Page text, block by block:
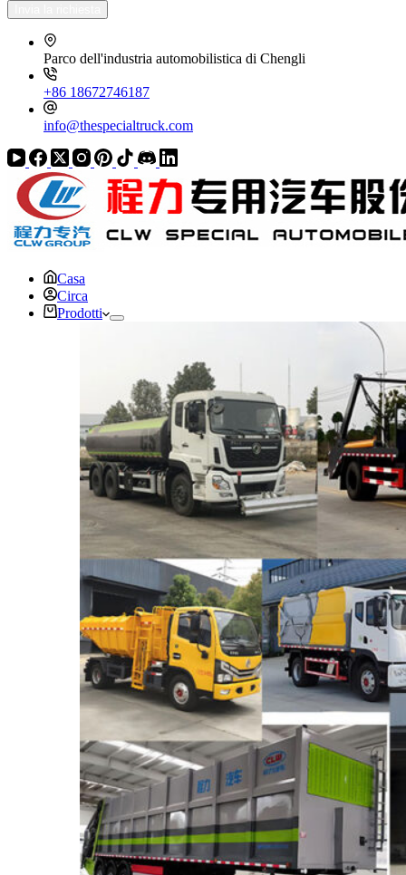
Parco dell'industria automobilistica di Chengli
+86 18672746187
info@thespecialtruck.com
Casa
Circa
Prodotti